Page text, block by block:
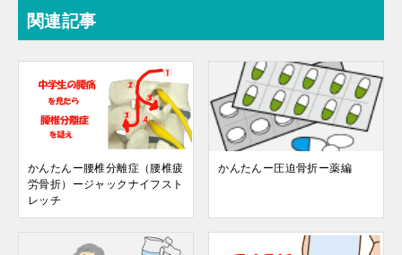
関連記事
かんたんー腰椎分離症（腰椎疲
労骨折）ージャックナイフスト
レッチ
かんたんー圧迫骨折ー薬編